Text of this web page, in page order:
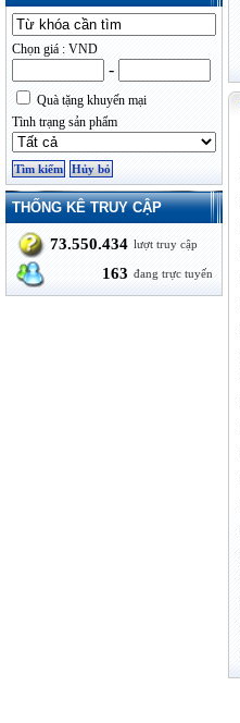
Chọn giá : VND
-
Quà tặng khuyến mại
Tình trạng sản phẩm
THỐNG KÊ TRUY CẬP
73.550.434 lượt truy cập
163 đang trực tuyến